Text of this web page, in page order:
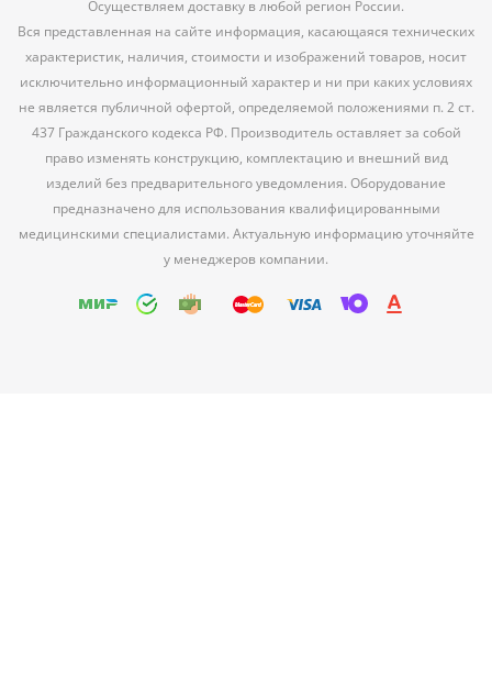
Осуществляем доставку в любой регион России.
Вся представленная на сайте информация, касающаяся технических
характеристик, наличия, стоимости и изображений товаров, носит
исключительно информационный характер и ни при каких условиях
не является публичной офертой, определяемой положениями п. 2 ст.
437 Гражданского кодекса РФ. Производитель оставляет за собой
право изменять конструкцию, комплектацию и внешний вид
изделий без предварительного уведомления. Оборудование
предназначено для использования квалифицированными
медицинскими специалистами. Актуальную информацию уточняйте
у менеджеров компании.